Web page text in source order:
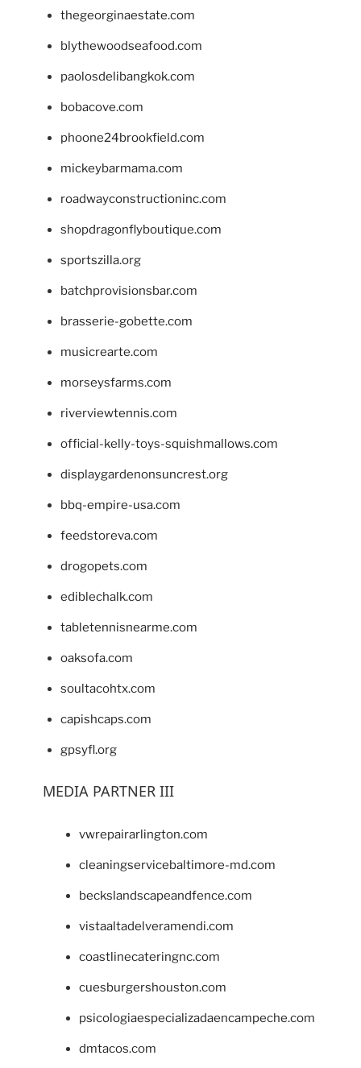
thegeorginaestate.com
blythewoodseafood.com
paolosdelibangkok.com
bobacove.com
phoone24brookfield.com
mickeybarmama.com
roadwayconstructioninc.com
shopdragonflyboutique.com
sportszilla.org
batchprovisionsbar.com
brasserie-gobette.com
musicrearte.com
morseysfarms.com
riverviewtennis.com
official-kelly-toys-squishmallows.com
displaygardenonsuncrest.org
bbq-empire-usa.com
feedstoreva.com
drogopets.com
ediblechalk.com
tabletennisnearme.com
oaksofa.com
soultacohtx.com
capishcaps.com
gpsyfl.org
MEDIA PARTNER III
vwrepairarlington.com
cleaningservicebaltimore-md.com
beckslandscapeandfence.com
vistaaltadelveramendi.com
coastlinecateringnc.com
cuesburgershouston.com
psicologiaespecializadaencampeche.com
dmtacos.com